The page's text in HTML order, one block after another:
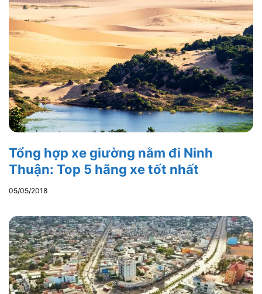
Tổng hợp xe giường nằm đi Ninh
Thuận: Top 5 hãng xe tốt nhất
05/05/2018